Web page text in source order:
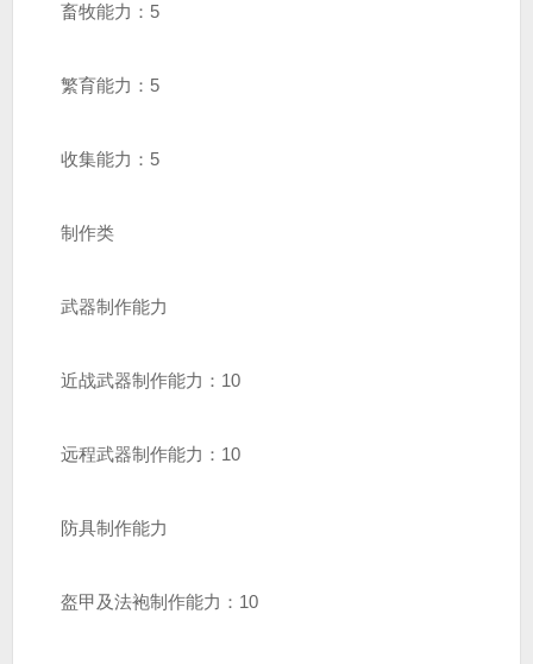
畜牧能力：5
繁育能力：5
收集能力：5
制作类
武器制作能力
近战武器制作能力：10
远程武器制作能力：10
防具制作能力
盔甲及法袍制作能力：10